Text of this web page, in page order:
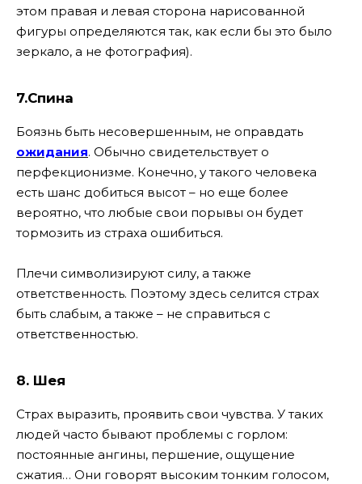
этом правая и левая сторона нарисованной
фигуры определяются так, как если бы это было
зеркало, а не фотография).
7.Спина
Боязнь быть несовершенным, не оправдать
ожидания. Обычно свидетельствует о
перфекционизме. Конечно, у такого человека
есть шанс добиться высот – но еще более
вероятно, что любые свои порывы он будет
тормозить из страха ошибиться.
Плечи символизируют силу, а также
ответственность. Поэтому здесь селится страх
быть слабым, а также – не справиться с
ответственностью.
8. Шея
Страх выразить, проявить свои чувства. У таких
людей часто бывают проблемы с горлом:
постоянные ангины, першение, ощущение
сжатия… Они говорят высоким тонким голосом,